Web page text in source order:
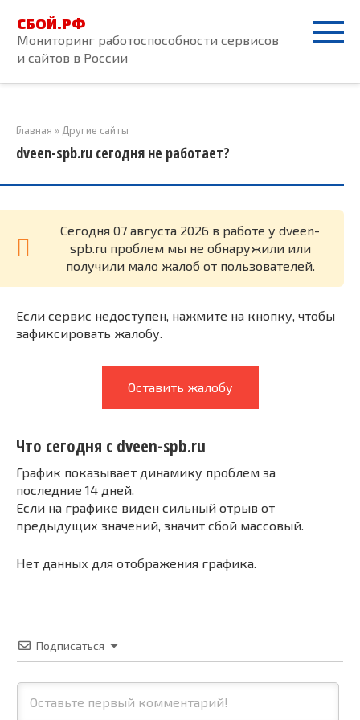
контенту
СБОЙ.РФ
Мониторинг работоспособности сервисов
и сайтов в России
Главная » Другие сайты
dveen-spb.ru сегодня не работает?
Cегодня 07 августа 2026 в работе у dveen-
spb.ru проблем мы не обнаружили или
получили мало жалоб от пользователей.
Если сервис недоступен, нажмите на кнопку, чтобы
зафиксировать жалобу.
Оставить жалобу
Что сегодня с dveen-spb.ru
График показывает динамику проблем за
последние 14 дней.
Если на графике виден сильный отрыв от
предыдущих значений, значит сбой массовый.
Нет данных для отображения графика.
Подписаться